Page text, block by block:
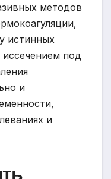
методов
истинных
иссечением под
и
и